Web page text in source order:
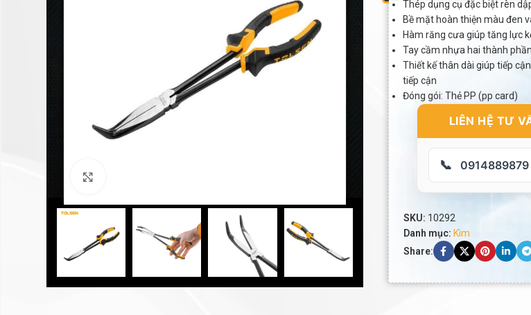
Thép dụng cụ đặc biệt rèn
Bề mặt hoàn thiện màu đen
Hàm răng cưa giúp tăng lực
Tay cầm nhựa hai thành phần
Thiết kế thân dài giúp tiếp
tiếp cận
Đóng gói: Thẻ PP (pp card)
LIÊN HỆ TƯ
📞 0914889879
SKU: 10292
Danh mục: Kìm
Share: